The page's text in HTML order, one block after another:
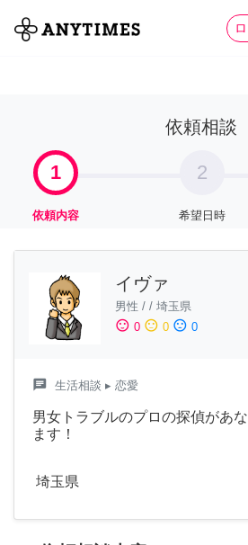
全て
依頼相談
1
依頼内容
2
希望日時
イヴァ
男性 / / 埼玉県
sentiment_satisfied 0 sentiment_neutral 0 sentiment_dissatisfied 0
chat 生活相談 ▸ 恋愛
男女トラブルのプロの探偵があ
ます！
埼玉県